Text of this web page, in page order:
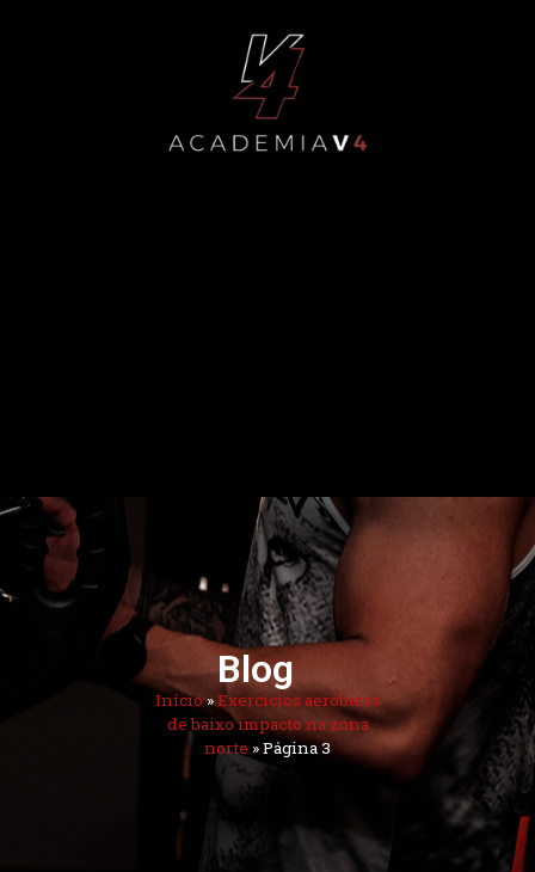
Blog
Início»Exercícios aeróbicos
de baixo impacto na zona
norte »Página 3